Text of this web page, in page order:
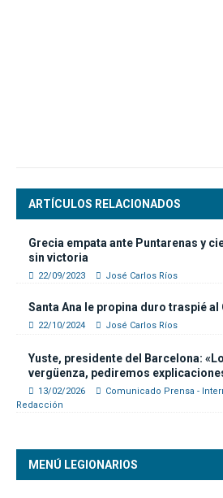
ARTÍCULOS RELACIONADOS
Grecia empata ante Puntarenas y
sin victoria
22/09/2023 José Carlos Ríos
Santa Ana le propina duro traspié al
22/10/2024 José Carlos Ríos
Yuste, presidente del Barcelona:
vergüenza, pediremos
13/02/2026
Comunicado Prensa -
Redacción
MENÚ LEGIONARIOS